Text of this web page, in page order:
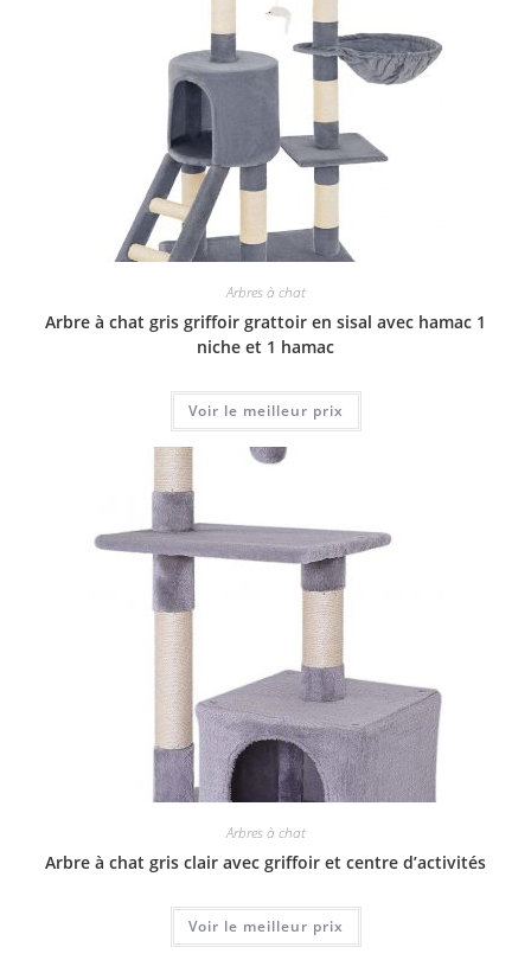
Arbres à chat
Arbre à chat gris griffoir grattoir en sisal avec hamac 1
niche et 1 hamac
Voir le meilleur prix
Arbres à chat
Arbre à chat gris clair avec griffoir et centre d’activités
Voir le meilleur prix